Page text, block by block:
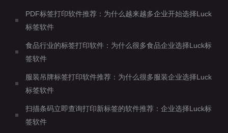
PDF标签打印软件推荐：为什么越来越多企业开始选择Luck
标签软件
食品行业的标签打印软件：为什么很多食品企业选择Luck标
签软件
服装吊牌标签打印软件推荐：为什么很多服装企业选择Luck
标签软件
扫描条码立即查询打印新标签的软件推荐：企业选择Luck标
签软件